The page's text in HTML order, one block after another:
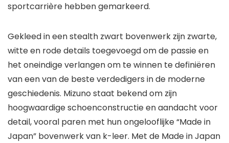
sportcarrière hebben gemarkeerd.
Gekleed in een stealth zwart bovenwerk zijn zwarte,
witte en rode details toegevoegd om de passie en
het oneindige verlangen om te winnen te definiëren
van een van de beste verdedigers in de moderne
geschiedenis. Mizuno staat bekend om zijn
hoogwaardige schoenconstructie en aandacht voor
detail, vooral paren met hun ongelooflijke “Made in
Japan” bovenwerk van k-leer. Met de Made in Japan